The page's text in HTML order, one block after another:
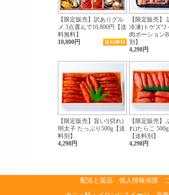
【限定販売】訳ありグル
メ 3点選んで10,800円【送
料無料】
10,800円
【限定販売】
冷凍)トゲズワ
肉ポーション
別】
4,298円
【限定販売】旨い!(切れ)
明太子 たっぷり500g【送
料別】
4,298円
【限定販売】
れ)たらこ
【送料別】
4,298円
配送と返品 個人情報保護